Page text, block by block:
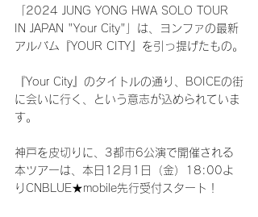
「2024 JUNG YONG HWA SOLO TOUR
IN JAPAN "Your City"」は、ヨンファの最新
アルバム『YOUR CITY』を引っ提げたもの。
『Your City』のタイトルの通り、BOICEの街
に会いに行く、という意志が込められていま
す。
神戸を皮切りに、3都市6公演で開催される
本ツアーは、本日12月1日（金）18:00よ
りCNBLUE★mobile先行受付スタート！